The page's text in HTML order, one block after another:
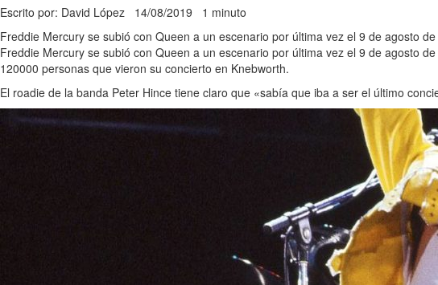
Escrito por: David López 14/08/2019 1 minuto
Freddie Mercury se subió con Queen a un escenario por última vez el 9 de agosto
Freddie Mercury se subió con Queen a un escenario por última vez el 9 de agosto
120000 personas que vieron su concierto en Knebworth.
El roadie de la banda Peter Hince tiene claro que «sabía que iba a ser el último